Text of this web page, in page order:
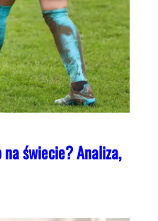
świecie? Analiza,